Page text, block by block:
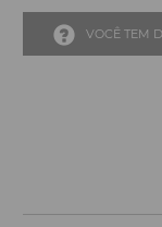
VOCÊ TEM